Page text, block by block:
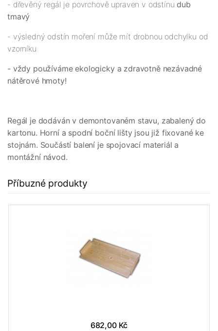
- dřevěný regál je povrchově upraven v odstínu dub
tmavý
- výsledný odstín moření může mít drobnou odchylku od
vzorníku
- vždy používáme ekologicky a zdravotně nezávadné
nátěrové hmoty!
Regál je dodáván v demontovaném stavu, zabalený do
kartonu. Horní a spodní boční lišty jsou již fixované ke
stojnám. Součástí balení je spojovací materiál a
montážní návod.
Příbuzné produkty
682,00 Kč